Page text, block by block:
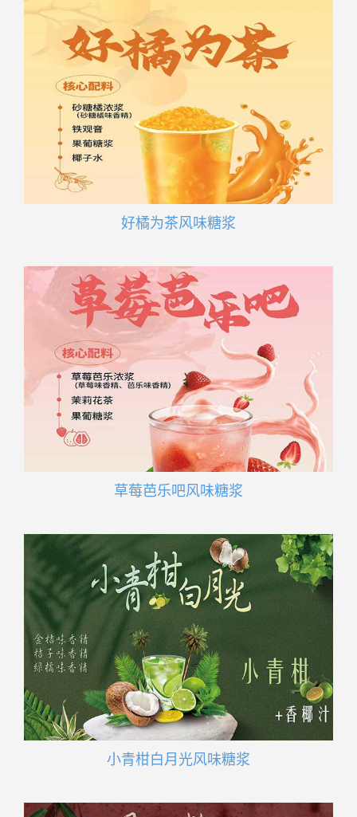
好橘为茶风味糖浆
草莓芭乐吧风味糖浆
小青柑白月光风味糖浆